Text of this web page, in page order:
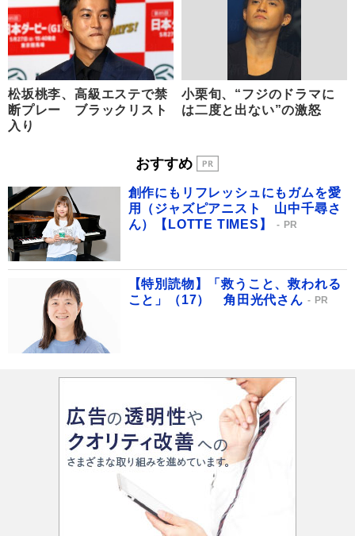
松坂桃李、高級エステで禁
断プレー ブラックリスト
入り
小栗旬、“フジのドラマに
は二度と出ない”の激怒
おすすめ
創作にもリフレッシュにもガムを愛
用（ジャズピアニスト 山中千尋さ
ん）【LOTTE TIMES】
PR
【特別読物】「救うこと、救われる
こと」（17） 角田光代さん
PR